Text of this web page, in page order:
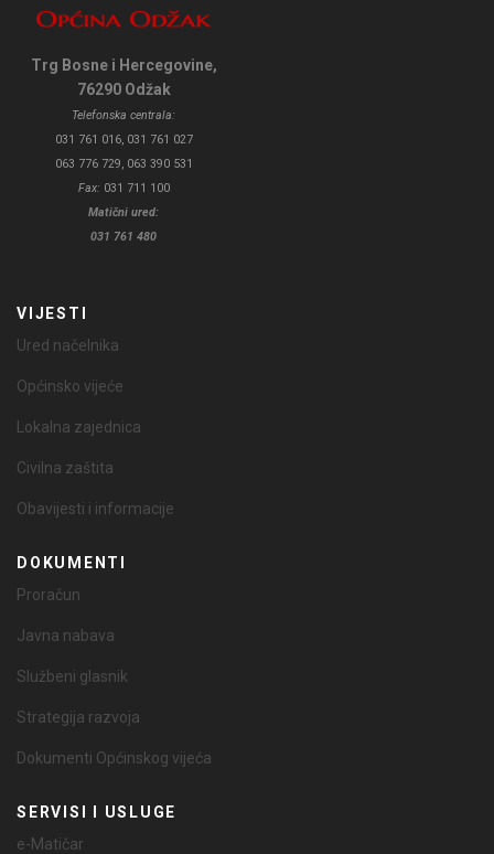
Trg Bosne i Hercegovine,
76290 Odžak
Telefonska centrala:
031 761 016, 031 761 027
063 776 729, 063 390 531
Fax: 031 711 100
Matični ured:
031 761 480
VIJESTI
Ured načelnika
Općinsko vijeće
Lokalna zajednica
Civilna zaštita
Obavijesti i informacije
DOKUMENTI
Proračun
Javna nabava
Službeni glasnik
Strategija razvoja
Dokumenti Općinskog vijeća
SERVISI I USLUGE
e-Matičar